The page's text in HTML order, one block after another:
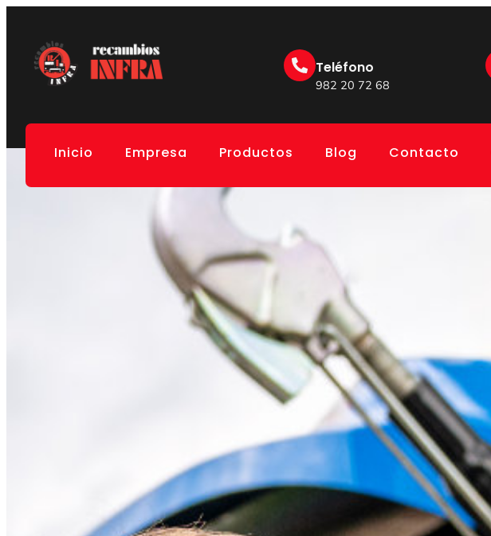
Teléfono
982 20 72 68
Inicio Empresa Productos Blog Contacto